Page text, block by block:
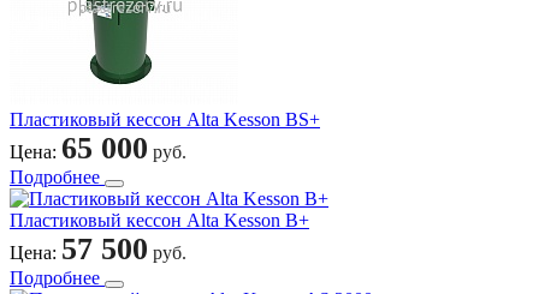
Пластиковый кессон Alta Kesson ВS+
Цена: 65 000 руб.
Подробнее
Пластиковый кессон Alta Kesson В+
Цена: 57 500 руб.
Подробнее